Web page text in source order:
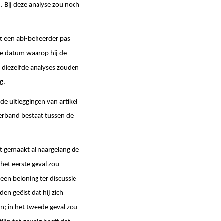
deze analyse zou noch
een abi-beheerder pas
datum waarop hij de
analyses zouden
uitleggingen van artikel
bestaat tussen de
al naargelang de
eerste geval zou
beloning ter discussie
geëist dat hij zich
in het tweede geval zou